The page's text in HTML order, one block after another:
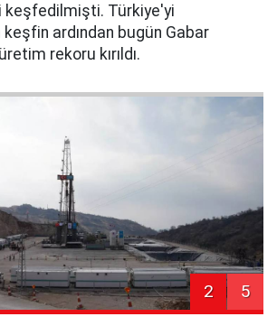
keşfedilmişti. Türkiye'yi
keşfin ardından bugün Gabar
rekoru kırıldı.
2 5